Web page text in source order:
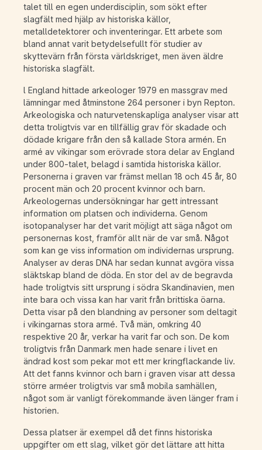
talet till en egen underdisciplin, som sökt efter
slagfält med hjälp av historiska källor,
metalldetektorer och inventeringar. Ett arbete som
bland annat varit betydelsefullt för studier av
skyttevärn från första världskriget, men även äldre
historiska slagfält.
l England hittade arkeologer 1979 en massgrav med
lämningar med åtminstone 264 personer i byn Repton.
Arkeologiska och naturvetenskapliga analyser visar att
detta troligtvis var en tillfällig grav för skadade och
dödade krigare från den så kallade Stora armén. En
armé av vikingar som erövrade stora delar av England
under 800-talet, belagd i samtida historiska källor.
Personerna i graven var främst mellan 18 och 45 år, 80
procent män och 20 procent kvinnor och barn.
Arkeologernas undersökningar har gett intressant
information om platsen och individerna. Genom
isotopanalyser har det varit möjligt att säga något om
personernas kost, framför allt när de var små. Något
som kan ge viss information om individernas ursprung.
Analyser av deras DNA har sedan kunnat avgöra vissa
släktskap bland de döda. En stor del av de begravda
hade troligtvis sitt ursprung i södra Skandinavien, men
inte bara och vissa kan har varit från brittiska öarna.
Detta visar på den blandning av personer som deltagit
i vikingarnas stora armé. Två män, omkring 40
respektive 20 år, verkar ha varit far och son. De kom
troligtvis från Danmark men hade senare i livet en
ändrad kost som pekar mot ett mer kringflackande liv.
Att det fanns kvinnor och barn i graven visar att dessa
större arméer troligtvis var små mobila samhällen,
något som är vanligt förekommande även länger fram i
historien.
Dessa platser är exempel då det finns historiska
uppgifter om ett slag, vilket gör det lättare att hitta